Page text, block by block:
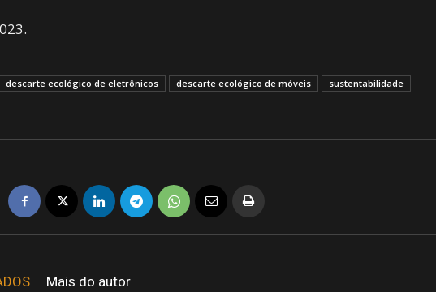
descarte ecológico de eletrônicos descarte ecológico de móveis
sustentabilidade
Mais do autor